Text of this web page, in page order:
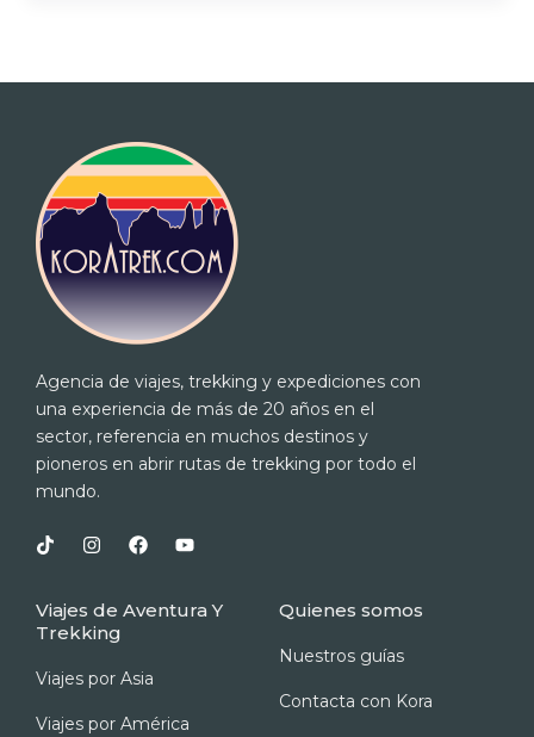
Agencia de viajes, trekking y expediciones con
una experiencia de más de 20 años en el
sector, referencia en muchos destinos y
pioneros en abrir rutas de trekking por todo el
mundo.
T
i
t
o
k
I
a
g
a
m
F
a
b
k
Y
u
Viajes de Aventura Y
Trekking
Viajes por Asia
Viajes por América
Quienes somos
Nuestros guías
Contacta con Kora